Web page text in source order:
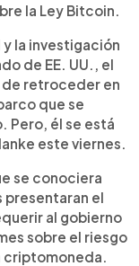
la Ley Bitcoin.
la investigación
de EE. UU., el
de retroceder en
que se
Pero, él se está
este viernes.
se conociera
presentaran el
al gobierno
sobre el riesgo
criptomoneda.